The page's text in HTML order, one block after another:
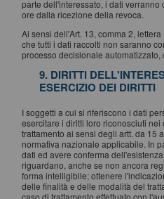
parte dell'interessato, i dati
ore dalla ricezione della revoca.
Ai sensi dell'Art. 13, comma 2,
che tutti i dati raccolti non saranno
processo decisionale
9. DIRITTI
ESERCIZIO DEI DIRITTI
I soggetti a cui si riferiscono i dati
esercitare i diritti loro riconosciuti nei
trattamento ai sensi degli artt. da 15
normativa nazionale applicabile. In
dati ed avere conferma
riguardano, anche se non ancora
forma intelligibile; ottenere
delle finalità e delle modalità del
caso di trattamento effettuato con